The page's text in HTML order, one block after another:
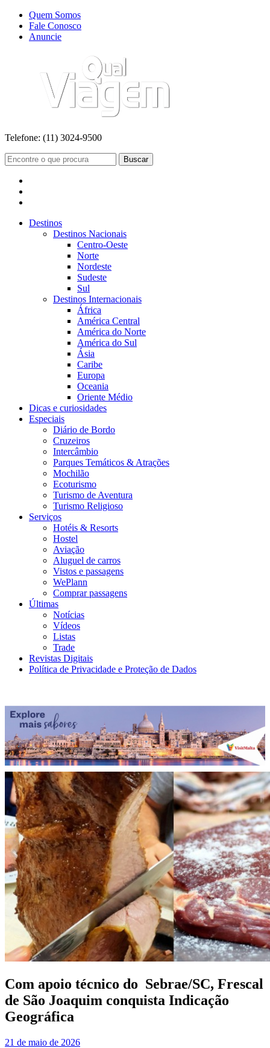
Quem Somos
Fale Conosco
Anuncie
Telefone: (11) 3024-9500
Buscar
Destinos
Destinos Nacionais
Centro-Oeste
Norte
Nordeste
Sudeste
Sul
Destinos Internacionais
África
América Central
América do Norte
América do Sul
Ásia
Caribe
Europa
Oceania
Oriente Médio
Dicas e curiosidades
Especiais
Diário de Bordo
Cruzeiros
Intercâmbio
Parques Temáticos & Atrações
Mochilão
Ecoturismo
Turismo de Aventura
Turismo Religioso
Serviços
Hotéis & Resorts
Hostel
Aviação
Aluguel de carros
Vistos e passagens
WePlann
Comprar passagens
Últimas
Notícias
Vídeos
Listas
Trade
Revistas Digitais
Política de Privacidade e Proteção de Dados
Com apoio técnico do Sebrae/SC, Frescal
de São Joaquim conquista Indicação
Geográfica
21 de maio de 2026